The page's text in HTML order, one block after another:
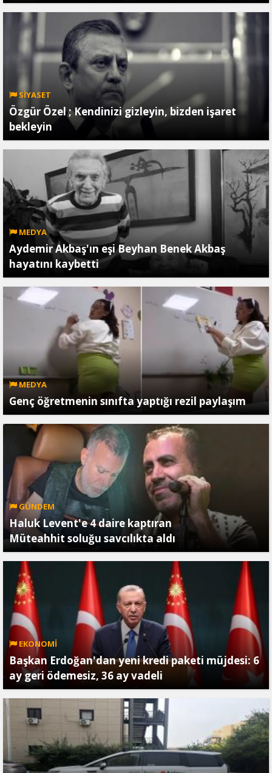
SİYASET
Özgür Özel ; Kendinizi gizleyin, bizden işaret
bekleyin
MEDYA
Aydemir Akbaş'ın eşi Beyhan Benek Akbaş
hayatını kaybetti
MEDYA
Genç öğretmenin sınıfta yaptığı rezil paylaşım
GÜNDEM
Haluk Levent'e 4 daire kaptıran
Müteahhit soluğu savcılıkta aldı
EKONOMİ
Başkan Erdoğan'dan yeni kredi paketi müjdesi: 6
ay geri ödemesiz, 36 ay vadeli